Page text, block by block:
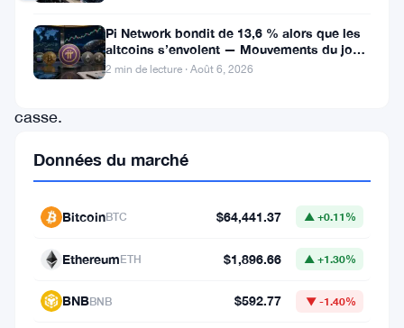
Grosse
semaine
casse.
marchés
1,07
Pi Network bondit de 13,6 % alors que les
altcoins s’envolent — Mouvements du jour
6 août
2 min de lecture · Août 6, 2026
Données du marché
BitcoinBTC $64,441.37 ▲ +0.11%
EthereumETH $1,896.66 ▲ +1.30%
BNBBNB $592.77 ▼ -1.40%